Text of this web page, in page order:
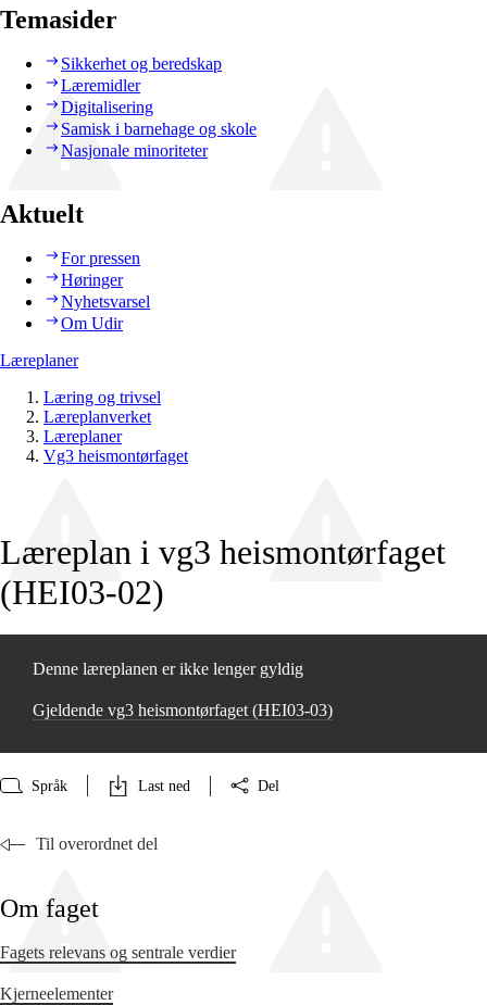
Temasider
Sikkerhet og beredskap
Læremidler
Digitalisering
Samisk i barnehage og skole
Nasjonale minoriteter
Aktuelt
For pressen
Høringer
Nyhetsvarsel
Om Udir
Læreplaner
Læring og trivsel
Læreplanverket
Læreplaner
Vg3 heismontørfaget
Læreplan i vg3 heismontørfaget
(HEI03‑02)
Denne læreplanen er ikke lenger gyldig
Gjeldende vg3 heismontørfaget (HEI03‑03)
Språk Last ned Del
Til overordnet del
Om faget
Fagets relevans og sentrale verdier
Kjerneelementer